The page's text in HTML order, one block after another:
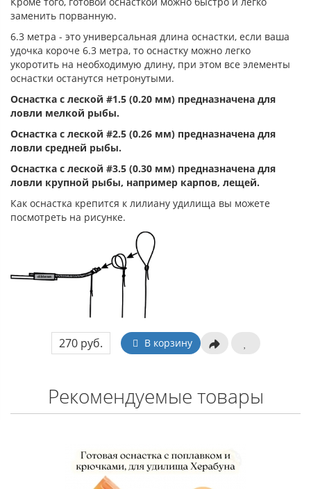
заменить порванную.
6.3 метра - это универсальная длина оснастки, если ваша
удочка короче 6.3 метра, то оснастку можно легко
укоротить на необходимую длину, при этом все элементы
оснастки останутся нетронутыми.
Оснастка с леской #1.5 (0.20 мм) предназначена для
ловли мелкой рыбы.
Оснастка с леской #2.5 (0.26 мм) предназначена для
ловли средней рыбы.
Оснастка с леской #3.5 (0.30 мм) предназначена для
ловли крупной рыбы, например карпов, лещей.
Как оснастка крепится к лилиану удилища вы можете
посмотреть на рисунке.
270 руб. В корзину
Рекомендуемые товары